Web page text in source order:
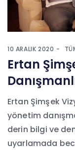
10 ARALIK 2020
Ertan
Ertan Şimşek
yönetim
derin bilgi ve
uyarlamada